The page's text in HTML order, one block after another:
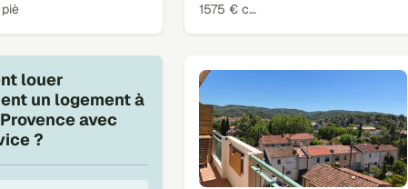
1575 € c…
louer
un logement à
avec
?